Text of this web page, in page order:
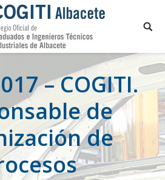
– COGITI.
de
de